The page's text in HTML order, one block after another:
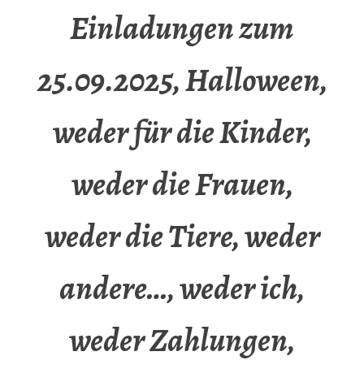
Einladungen zum
25.09.2025, Halloween,
weder für die Kinder,
weder die Frauen,
weder die Tiere, weder
andere…, weder ich,
weder Zahlungen,